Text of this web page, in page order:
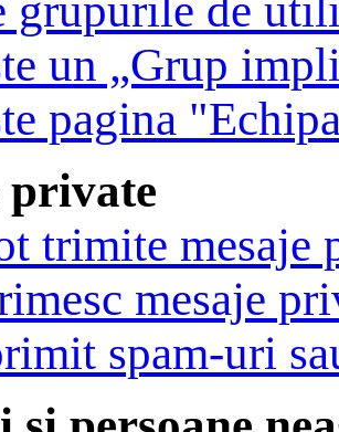
un „Grup
pagina
private
trimite mesaje
mesaje
spam-uri